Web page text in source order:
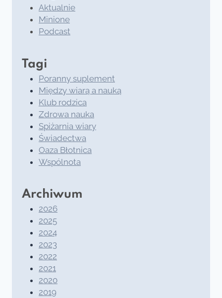
Aktualnie
Minione
Podcast
Tagi
Poranny suplement
Między wiarą a nauką
Klub rodzica
Zdrowa nauka
Spiżarnia wiary
Świadectwa
Oaza Błotnica
Wspólnota
Archiwum
2026
2025
2024
2023
2022
2021
2020
2019